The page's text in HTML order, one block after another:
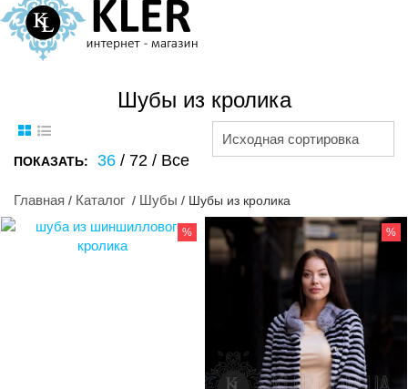
Шубы из кролика
Исходная сортировка
ПОКАЗАТЬ: 36 / 72 / Все
Главная / Каталог / Шубы / Шубы из кролика
%
%